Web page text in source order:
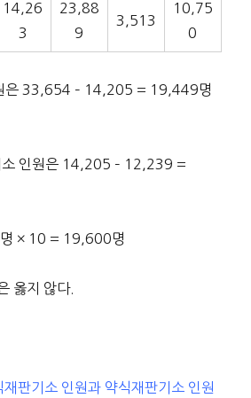
14,26
3
23,88
9
3,513
10,75
0
은 33,654 – 14,205 = 19,449명
소 인원은 14,205 – 12,239 =
× 10 = 19,600명
옳지 않다.
판기소 인원과 약식재판기소 인원